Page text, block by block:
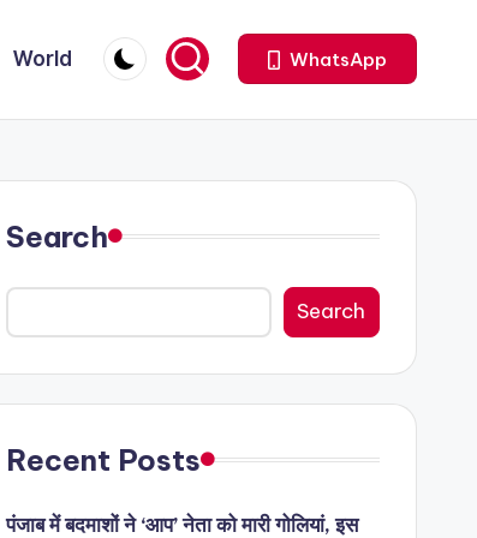
World WhatsApp
Search
Search
Recent Posts
पंजाब में बदमाशों ने ‘आप’ नेता को मारी गोलियां, इस